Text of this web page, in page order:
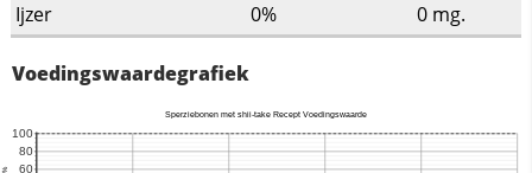
Ijzer 0% 0 mg.
Voedingswaardegrafiek